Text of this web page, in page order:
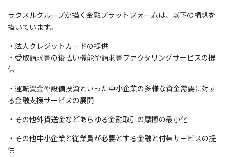
ラクスルグループが描く金融プラットフォームは、 以下の構想を
描いています。
・法人クレジットカードの提供
・受取請求書の後払い機能や請求書ファクタリングサービスの提
供
・運転資金や設備投資といった中小企業の多様な資金需要に対す
る金融支援サービスの展開
・その他外貨送金などあらゆる金融取引の摩擦の最小化
・その他中小企業と従業員が必要とする金融と付帯サービスの提
供